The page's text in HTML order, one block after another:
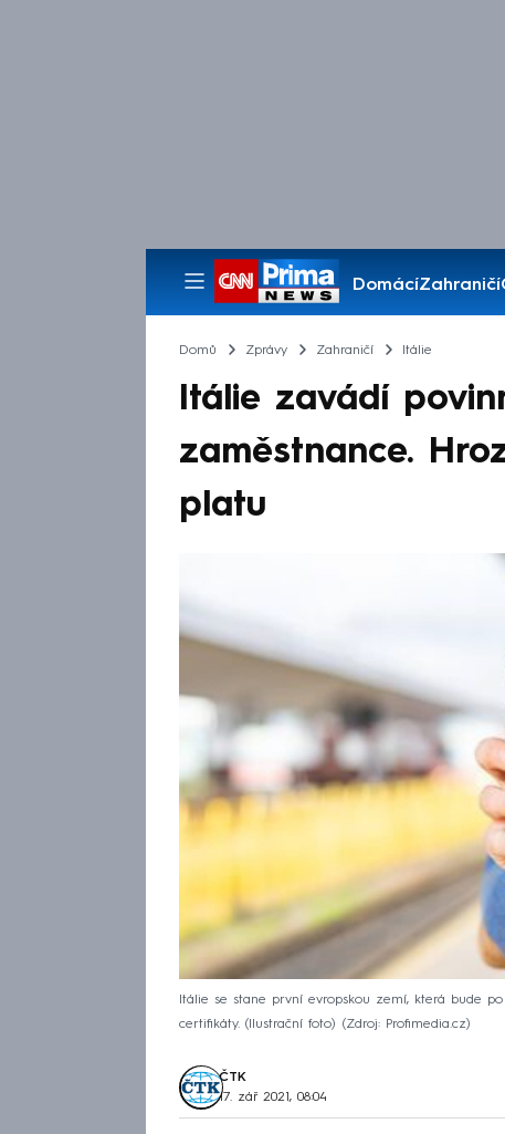
DomácíZahraničí
Pořady
Domů Zprávy Zahraničí Itálie
Itálie zavádí
zaměstnance.
platu
Itálie se stane první evropskou zemí, která bude
certifikáty. (Ilustrační foto)
Zdroj: Profimedia.cz
ČTK
17. zář 2021, 08:04